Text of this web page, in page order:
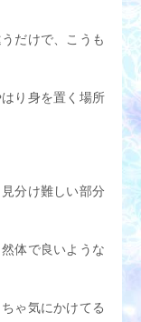
だけで、こうも
り身を置く場所
分け難しい部分
体で良いような
ゃ気にかけてる